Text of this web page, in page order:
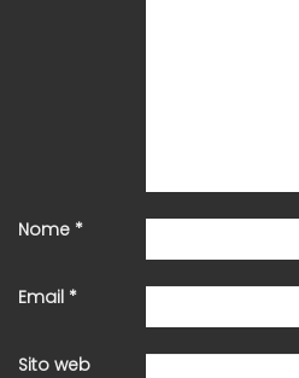
Nome *
Email *
Sito web